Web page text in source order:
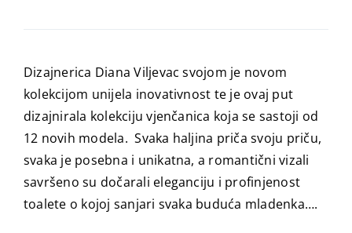
Out & About
Dizajnerica Diana Viljevac svojom je novom
kolekcijom unijela inovativnost te je ovaj put
dizajnirala kolekciju vjenčanica koja se sastoji od
12 novih modela. Svaka haljina priča svoju priču,
svaka je posebna i unikatna, a romantični vizali
savršeno su dočarali eleganciju i profinjenost
toalete o kojoj sanjari svaka buduća mladenka….